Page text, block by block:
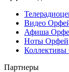
Видео
Афиша
Ноты Орфей
Партнеры